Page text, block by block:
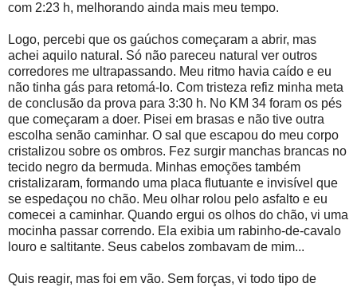
com 2:23 h, melhorando ainda mais meu tempo.
Logo, percebi que os gaúchos começaram a abrir, mas
achei aquilo natural. Só não pareceu natural ver outros
corredores me ultrapassando. Meu ritmo havia caído e eu
não tinha gás para retomá-lo. Com tristeza refiz minha meta
de conclusão da prova para 3:30 h. No KM 34 foram os pés
que começaram a doer. Pisei em brasas e não tive outra
escolha senão caminhar. O sal que escapou do meu corpo
cristalizou sobre os ombros. Fez surgir manchas brancas no
tecido negro da bermuda. Minhas emoções também
cristalizaram, formando uma placa flutuante e invisível que
se espedaçou no chão. Meu olhar rolou pelo asfalto e eu
comecei a caminhar. Quando ergui os olhos do chão, vi uma
mocinha passar correndo. Ela exibia um rabinho-de-cavalo
louro e saltitante. Seus cabelos zombavam de mim...
Quis reagir, mas foi em vão. Sem forças, vi todo tipo de